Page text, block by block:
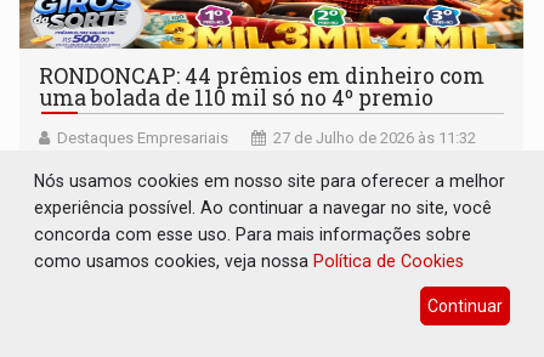
RONDONCAP: 44 prêmios em dinheiro com
uma bolada de 110 mil só no 4º premio
Destaques Empresariais 27 de Julho de 2026 às 11:32
Nós usamos cookies em nosso site para oferecer a melhor
experiência possível. Ao continuar a navegar no site, você
concorda com esse uso. Para mais informações sobre
como usamos cookies, veja nossa Política de Cookies
Continuar